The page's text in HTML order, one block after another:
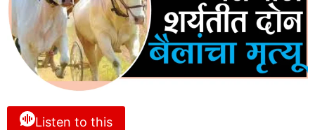
Listen to this